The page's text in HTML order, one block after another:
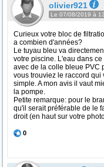
olivier921
Le 07/08/2019 à
Curieux votre bloc de
a combien d'années?
Le tuyau bleu va
votre piscine. L'eau dans
avec de la colle bleue PVC
vous trouviez le raccord qui
simple. A mon avis il vaut
la pompe.
Petite remarque: pour le
qu'il serait préférable de le
droit (en haut sur votre
0